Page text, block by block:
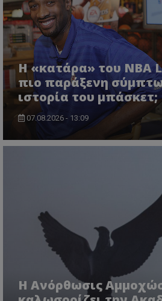
Η «κατάρα» του NBA
πιο παράξενη
ιστορία του μπάσκετ;
07.08.2026 - 13:09
Η Ανόρθωσις